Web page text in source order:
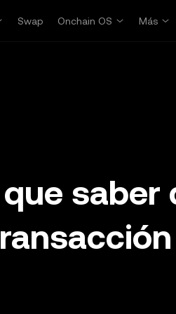
Swap Onchain OS Más
saber